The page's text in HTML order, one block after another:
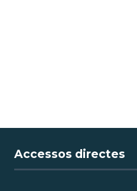
Accessos directes